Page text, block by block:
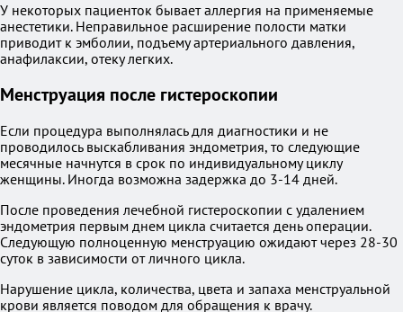
У некоторых пациенток бывает аллергия на применяемые
анестетики. Неправильное расширение полости матки
приводит к эмболии, подъему артериального давления,
анафилаксии, отеку легких.
Менструация после гистероскопии
Если процедура выполнялась для диагностики и не
проводилось выскабливания эндометрия, то следующие
месячные начнутся в срок по индивидуальному циклу
женщины. Иногда возможна задержка до 3-14 дней.
После проведения лечебной гистероскопии с удалением
эндометрия первым днем цикла считается день операции.
Следующую полноценную менструацию ожидают через 28-30
суток в зависимости от личного цикла.
Нарушение цикла, количества, цвета и запаха менструальной
крови является поводом для обращения к врачу.